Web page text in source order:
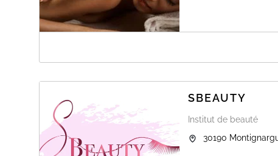
massage ayurvédique (indien). J'apporte une grande
énergétiques très présentes dans ces massages
passionnent et il me tient à coeur de continuer
qualité.
“Dans la pratique du massage, une bonne technique
de l’intérieur. La main travaille suivant l’ordre du coeur
Le Miroir d’Or de la Médecine.
SBEAUTY
Institut de beauté
30190